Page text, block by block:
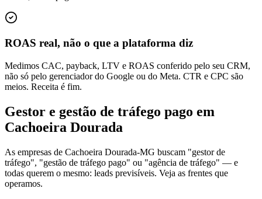
ROAS real, não o que a plataforma diz
Medimos CAC, payback, LTV e ROAS conferido pelo seu CRM,
não só pelo gerenciador do Google ou do Meta. CTR e CPC são
meios. Receita é fim.
Gestor e gestão de tráfego pago em
Cachoeira Dourada
As empresas de Cachoeira Dourada-MG buscam "gestor de
tráfego", "gestão de tráfego pago" ou "agência de tráfego" — e
todas querem o mesmo: leads previsíveis. Veja as frentes que
operamos.